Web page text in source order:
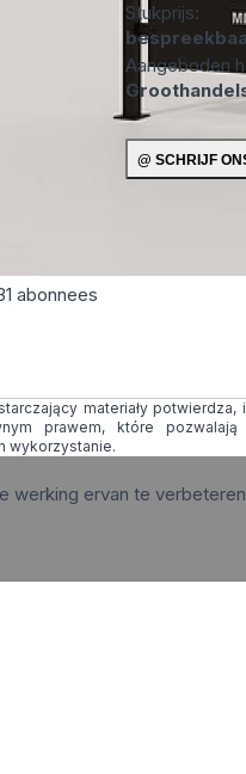
abonnees
Stukprijs:
Aangeboden
materiały potwierdza,
prawem, które pozwalają
wykorzystanie.
werking ervan te